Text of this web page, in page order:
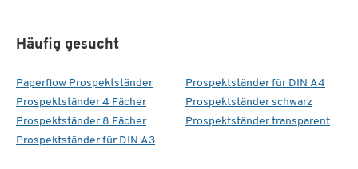
Häufig gesucht
Paperflow Prospektständer
Prospektständer 4 Fächer
Prospektständer 8 Fächer
Prospektständer für DIN A3
Prospektständer für DIN A4
Prospektständer schwarz
Prospektständer transparent